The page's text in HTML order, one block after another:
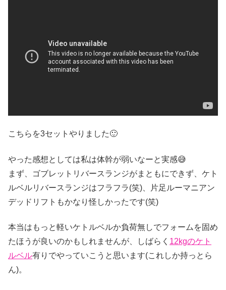
こちらを3セットやりました🙂
やった感想としては私は体幹が弱いなーと実感😅
まず、ゴブレットリバースランジがまともにできず、ケト
ルベルリバースランジはフラフラ(笑)、片足ルーマニアン
デッドリフトもかなり怪しかったです(笑)
本当はもっと軽いケトルベルか負荷無しでフォームを固め
たほうが良いのかもしれませんが、しばらく 12kgのケト
ルベル有りでやっていこうと思います(これしか持っとら
ん)。